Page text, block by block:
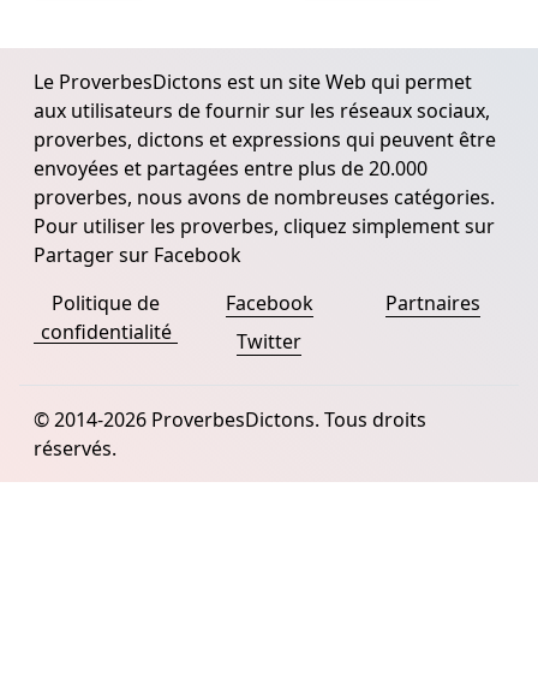
Le ProverbesDictons est un site Web qui permet
aux utilisateurs de fournir sur les réseaux sociaux,
proverbes, dictons et expressions qui peuvent être
envoyées et partagées entre plus de 20.000
proverbes, nous avons de nombreuses catégories.
Pour utiliser les proverbes, cliquez simplement sur
Partager sur Facebook
Politique de
confidentialité
Facebook
Twitter
Partnaires
© 2014-2026 ProverbesDictons. Tous droits
réservés.